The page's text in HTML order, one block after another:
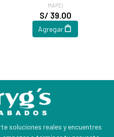
MAPEI
S/ 39.00
Agregar
soluciones reales y encuentres